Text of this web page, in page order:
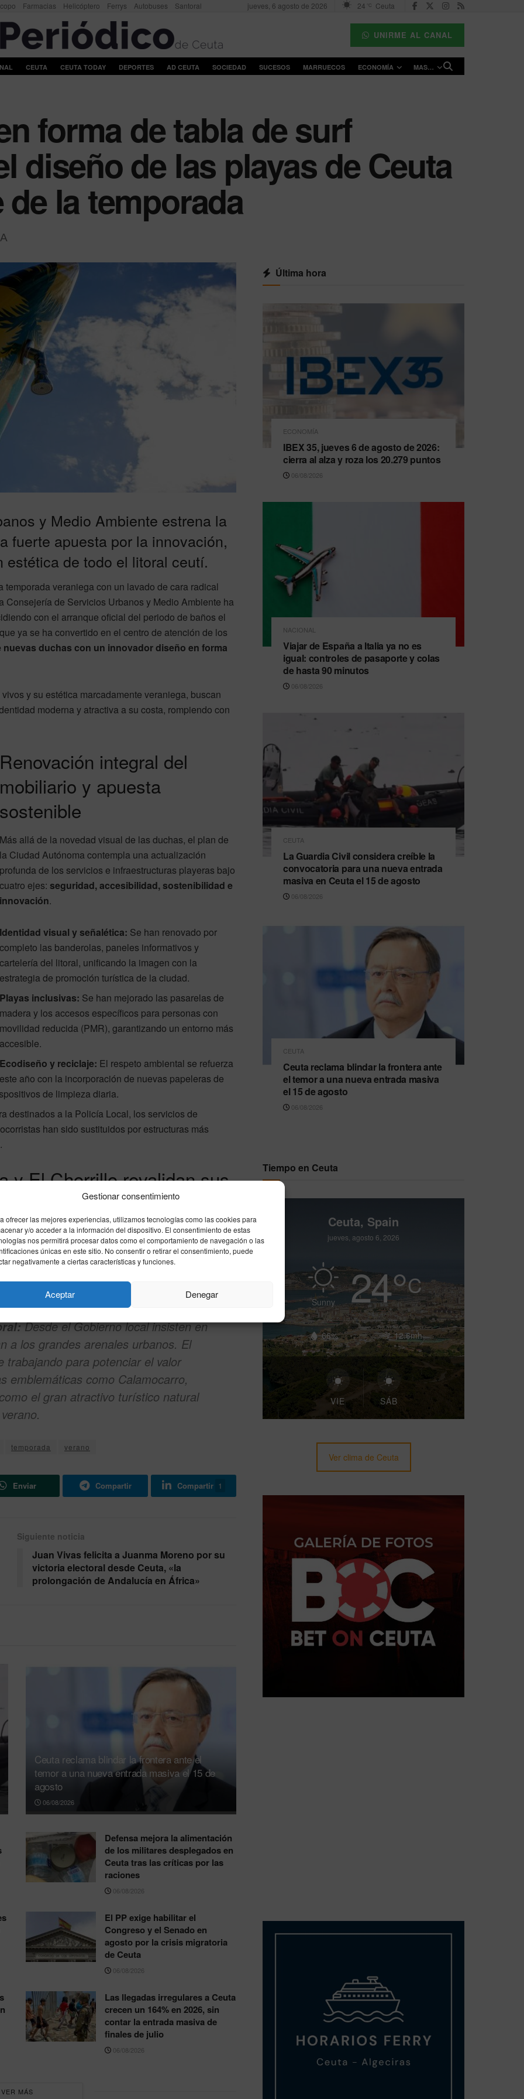
Gestionar consentimiento
ofrecer las mejores experiencias, utilizamos tecnologías como las cookies para
y/o acceder a la información del dispositivo. El consentimiento de estas
nos permitirá procesar datos como el comportamiento de navegación o las
únicas en este sitio. No consentir o retirar el consentimiento, puede
negativamente a ciertas características y funciones.
Aceptar Denegar
Farmacias Helicóptero Ferrys Autobuses Santoral jueves, 6 agosto de 2026 24 °C Ceuta
UNIRME AL CANAL
CEUTA CEUTA TODAY DEPORTES AD CEUTA SOCIEDAD SUCESOS MARRUECOS ECONOMÍA MAS…
forma de tabla de surf
diseño de las playas de Ceuta
la temporada
A
y Medio Ambiente estrena la
fuerte apuesta por la innovación,
de todo el litoral ceutí.
veraniega con un lavado de cara radical
de Servicios Urbanos y Medio Ambiente ha
con el arranque oficial del periodo de baños el
ya se ha convertido en el centro de atención de los
nuevas duchas con un innovador diseño en forma
y su estética marcadamente veraniega, buscan
moderna y atractiva a su costa, rompiendo con
Renovación integral del
mobiliario y apuesta
sostenible
Más allá de la novedad visual de las duchas, el plan de
la Ciudad Autónoma contempla una actualización
profunda de los servicios e infraestructuras playeras bajo
cuatro ejes: seguridad, accesibilidad, sostenibilidad e
innovación.
Identidad visual y señalética: Se han renovado por
completo las banderolas, paneles informativos y
cartelería del litoral, unificando la imagen con la
estrategia de promoción turística de la ciudad.
Playas inclusivas: Se han mejorado las pasarelas de
madera y los accesos específicos para personas con
movilidad reducida (PMR), garantizando un entorno más
accesible.
Ecodiseño y reciclaje: El respeto ambiental se refuerza
este año con la incorporación de nuevas papeleras de
de limpieza diaria.
destinados a la Policía Local, los servicios de
han sido sustituidos por estructuras más
y El Chorrillo revalidan sus
los accesos, las zonas biosaludables y las
arranca el verano consolidando sus galardones de
Azul para las playas de La Ribera y El
directa la calidad de las aguas, la seguridad de
Desde el Gobierno local insisten en
a los grandes arenales urbanos. El
trabajando para potenciar el valor
emblemáticas como Calamocarro,
el gran atractivo turístico natural
temporada verano
Enviar Compartir Compartir 1
Siguiente noticia
Juan Vivas felicita a Juanma Moreno por su
victoria electoral desde Ceuta, «la
prolongación de Andalucía en África»
Ceuta reclama blindar la frontera ante el
temor a una nueva entrada masiva el 15 de
agosto
06/08/2026
Defensa mejora la alimentación
de los militares desplegados en
Ceuta tras las críticas por las
raciones
06/08/2026
El PP exige habilitar el
Congreso y el Senado en
agosto por la crisis migratoria
de Ceuta
06/08/2026
Las llegadas irregulares a Ceuta
crecen un 164% en 2026, sin
contar la entrada masiva de
finales de julio
06/08/2026
VER MÁS
Última hora
ECONOMÍA
IBEX 35, jueves 6 de agosto de 2026:
cierra al alza y roza los 20.279 puntos
06/08/2026
NACIONAL
Viajar de España a Italia ya no es
igual: controles de pasaporte y colas
de hasta 90 minutos
06/08/2026
CEUTA
La Guardia Civil considera creíble la
convocatoria para una nueva entrada
masiva en Ceuta el 15 de agosto
06/08/2026
CEUTA
Ceuta reclama blindar la frontera ante
el temor a una nueva entrada masiva
el 15 de agosto
06/08/2026
Tiempo en Ceuta
Ceuta, Spain
jueves, agosto 6, 2026
Sunny 24°C
66% 12.6mh
VIE SÁB
Ver clima de Ceuta